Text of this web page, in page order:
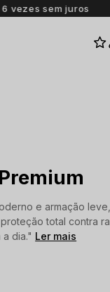
e armação
total contra
dia." Ler mais